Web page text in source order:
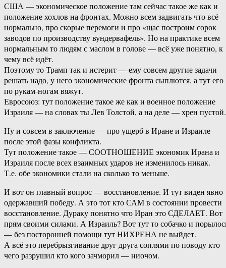
США — экономическое положение там сейчас такое же как и
положение хохлов на фронтах. Можно всем задвигать что всё
нормально, про скорые перемоги и про «щас построим сорок
заводов по производству вундервафель». Но на практике всем
нормальным то людям с маслом в голове — всё уже понятно, к
чему всё идёт.
Поэтому то Трамп так и истерит — ему совсем другие задачи
решать надо, у него экономические фронта сыплются, а тут его
по рукам-​ногам вяжут.
Евросоюз: тут положение такое же как и военное положение
Израиля — на словах ты Лев Толстой, а на деле — хрен пустой.
Ну и совсем в заключение — про ущерб в Иране и Израиле
после этой фазы конфликта.
Тут положение такое — СООТНОШЕНИЕ экономик Ирана и
Израиля после всех взаимных ударов не изменилось никак.
Т.е. обе экономики стали на сколько то меньше.
И вот он главный вопрос — восстановление. И тут виден явно
одержавший победу. А это тот кто САМ в состоянии провести
восстановление. Дураку понятно что Иран это СДЕЛАЕТ. Вот
прям своими силами. А Израиль? Вот тут то собачко и
— без посторонней помощи тут НИХРЕНА не выйдет.
А всё это перебрызгивание друг друга соплями по поводу кто
чего разрушил кто кого зачморил — ниочом.